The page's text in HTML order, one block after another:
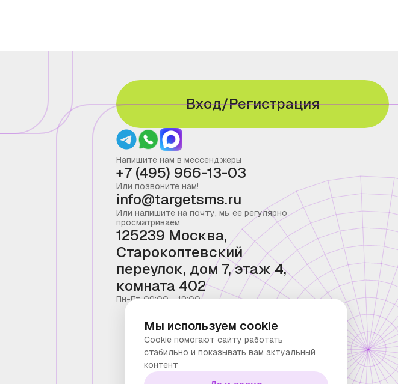
Вход/Регистрация
Напишите нам в мессенджеры
+7 (495) 966-13-03
Или позвоните нам!
info@targetsms.ru
Или напишите на почту, мы ее регулярно
просматриваем
125239 Москва,
Старокоптевский
переулок, дом 7, этаж 4,
комната 402
Пн-Пт 09:00 - 19:00
Мы используем cookie
Cookie помогают сайту работать
стабильно и показывать вам актуальный
контент